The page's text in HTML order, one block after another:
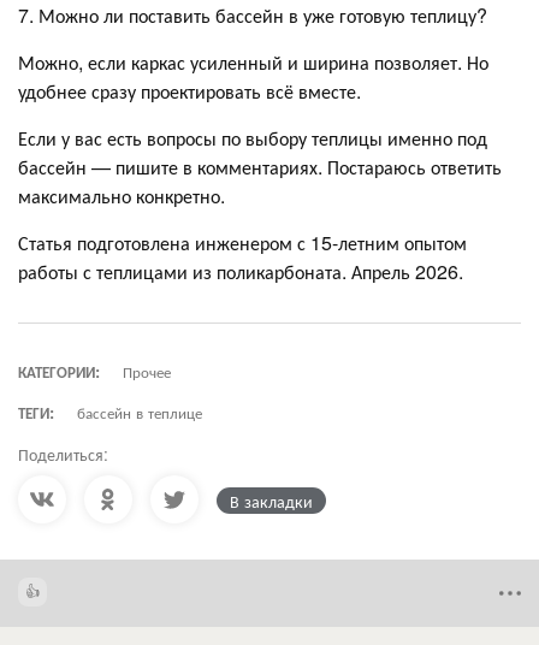
7. Можно ли поставить бассейн в уже готовую теплицу?
Можно, если каркас усиленный и ширина позволяет. Но
удобнее сразу проектировать всё вместе.
Если у вас есть вопросы по выбору теплицы именно под
бассейн — пишите в комментариях. Постараюсь ответить
максимально конкретно.
Статья подготовлена инженером с 15-летним опытом
работы с теплицами из поликарбоната. Апрель 2026.
КАТЕГОРИИ:
Прочее
ТЕГИ:
бассейн в теплице
Поделиться:
В закладки